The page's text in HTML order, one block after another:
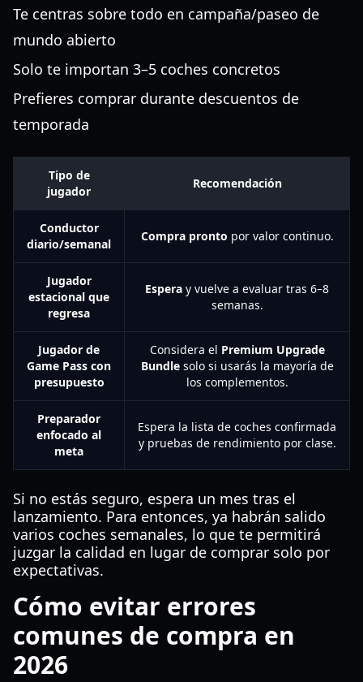
Te centras sobre todo en campaña/paseo de
mundo abierto
Solo te importan 3–5 coches concretos
Prefieres comprar durante descuentos de
temporada
Tipo de
jugador
Recomendación
Conductor
diario/semanal
Compra pronto por valor continuo.
Jugador
estacional que
regresa
Espera y vuelve a evaluar tras 6–8
semanas.
Jugador de
Game Pass con
presupuesto
Considera el Premium Upgrade
Bundlesolo si usarás la mayoría de
los complementos.
Preparador
enfocado al
meta
Espera la lista de coches confirmada
y pruebas de rendimiento por clase.
Si no estás seguro, espera un mes tras el
lanzamiento. Para entonces, ya habrán salido
varios coches semanales, lo que te permitirá
juzgar la calidad en lugar de comprar solo por
expectativas.
Cómo evitar errores
comunes de compra en
2026